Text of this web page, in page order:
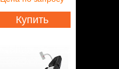
Купить